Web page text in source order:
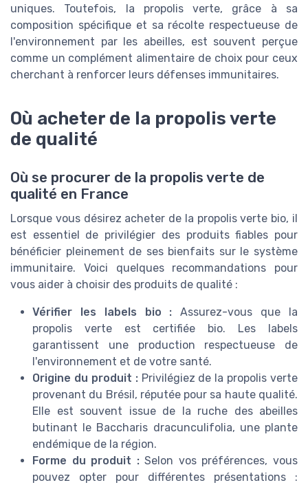
uniques. Toutefois, la propolis verte, grâce à sa
composition spécifique et sa récolte respectueuse de
l'environnement par les abeilles, est souvent perçue
comme un complément alimentaire de choix pour ceux
cherchant à renforcer leurs défenses immunitaires.
Où acheter de la propolis verte
de qualité
Où se procurer de la propolis verte de
qualité en France
Lorsque vous désirez acheter de la propolis verte bio, il
est essentiel de privilégier des produits fiables pour
bénéficier pleinement de ses bienfaits sur le système
immunitaire. Voici quelques recommandations pour
vous aider à choisir des produits de qualité :
Vérifier les labels bio : Assurez-vous que la
propolis verte est certifiée bio. Les labels
garantissent une production respectueuse de
l'environnement et de votre santé.
Origine du produit :Privilégiez de la propolis verte
provenant du Brésil, réputée pour sa haute qualité.
Elle est souvent issue de la ruche des abeilles
butinant le Baccharis dracunculifolia, une plante
endémique de la région.
Forme du produit :Selon vos préférences, vous
pouvez opter pour différentes présentations :